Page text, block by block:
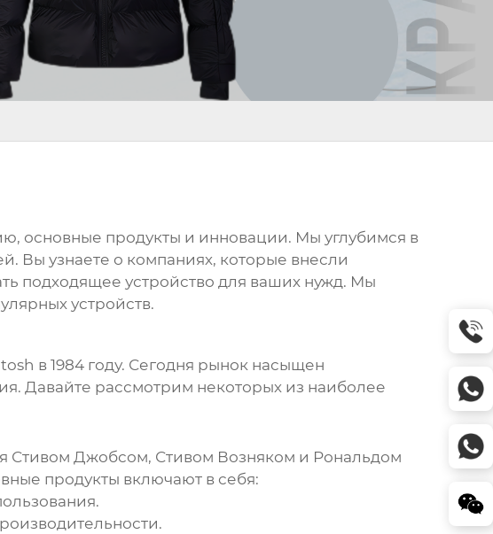
основные продукты и инновации. Мы углубимся в
Вы узнаете о компаниях, которые внесли
подходящее устройство для ваших нужд. Мы
устройств.
в 1984 году. Сегодня рынок насыщен
Давайте рассмотрим некоторых из наиболее
Стивом Джобсом, Стивом Возняком и Рональдом
продукты включают в себя: